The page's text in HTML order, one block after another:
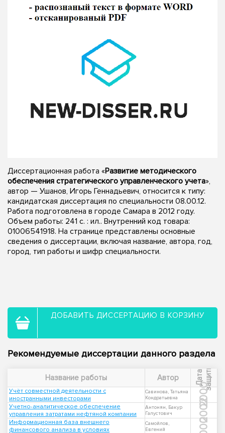
Диссертационная работа «Развитие методического
обеспечения стратегического управленческого учета»,
автор — Ушанов, Игорь Геннадьевич, относится к типу:
кандидатская диссертация по специальности 08.00.12.
Работа подготовлена в городе Самара в 2012 году.
Объем работы: 241 с. : ил.. Внутренний код товара:
01006541918. На странице представлены основные
сведения о диссертации, включая название, автора, год,
город, тип работы и шифр специальности.
ДОБАВИТЬ ДИССЕРТАЦИЮ В КОРЗИНУ
Рекомендуемые диссертации данного раздела
Название работы Автор Д
а
т
а
з
а
щ
и
ты
Учёт совместной деятельности с
иностранными инвесторами
Савинова, Татьяна
Кондратьевна
2000
Учетно-аналитическое обеспечение
управления затратами нефтяной компании
Антонян, Бакур
Галустович
2002
Информационная база внешнего
финансового анализа в условиях
Самойлов,
Евгений